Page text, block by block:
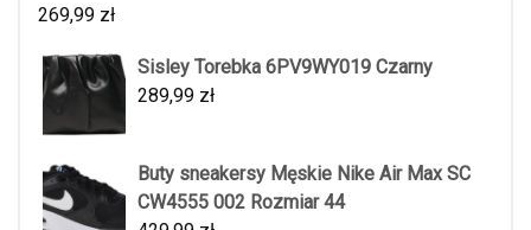
269,99 zł
Sisley Torebka 6PV9WY019 Czarny
289,99 zł
Buty sneakersy Męskie Nike Air Max SC
CW4555 002 Rozmiar 44